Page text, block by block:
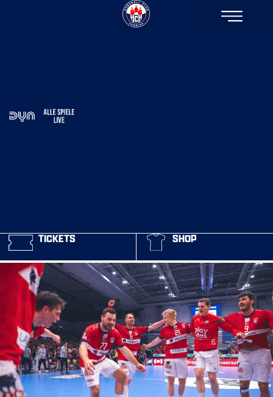
TICKETS SHOP